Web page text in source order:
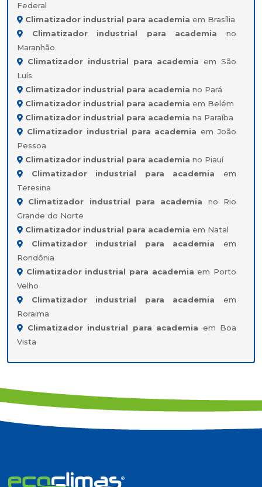
Federal
Climatizador industrial para academia em Brasília
Climatizador industrial para academia no
Maranhão
Climatizador industrial para academia em São
Luís
Climatizador industrial para academia no Pará
Climatizador industrial para academia em Belém
Climatizador industrial para academia na Paraíba
Climatizador industrial para academia em João
Pessoa
Climatizador industrial para academia no Piauí
Climatizador industrial para academia em
Teresina
Climatizador industrial para academia no Rio
Grande do Norte
Climatizador industrial para academia em Natal
Climatizador industrial para academia em
Rondônia
Climatizador industrial para academia em Porto
Velho
Climatizador industrial para academia em
Roraima
Climatizador industrial para academia em Boa
Vista